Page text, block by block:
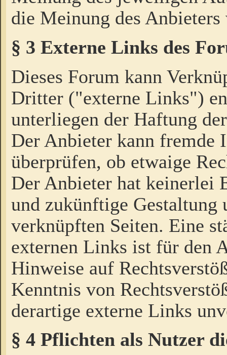
die Meinung des Anbieters
§ 3 Externe Links des
Dieses Forum kann
Dritter ("externe Links")
unterliegen der Haftung
Der Anbieter kann fremde
überprüfen, ob etwaige
Der Anbieter hat keinerlei
und zukünftige Gestaltung
verknüpften Seiten. Eine
externen Links ist für den
Hinweise auf
Kenntnis von
derartige externe Links
§ 4 Pflichten als Nutzer